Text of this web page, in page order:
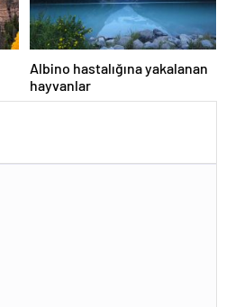
Albino hastalığına yakalanan
hayvanlar